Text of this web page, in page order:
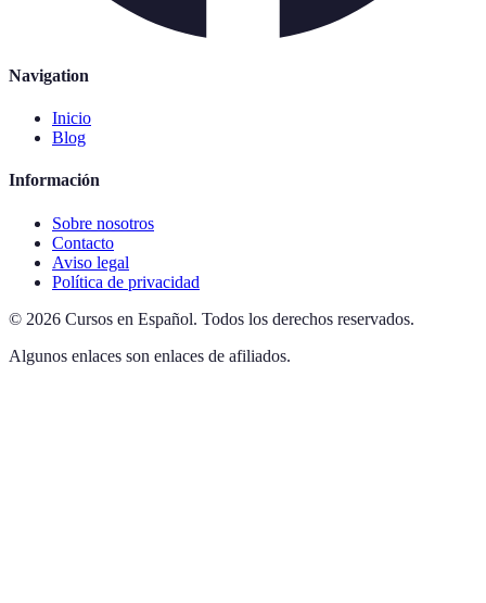
Navigation
Inicio
Blog
Información
Sobre nosotros
Contacto
Aviso legal
Política de privacidad
© 2026 Cursos en Español. Todos los derechos reservados.
Algunos enlaces son enlaces de afiliados.